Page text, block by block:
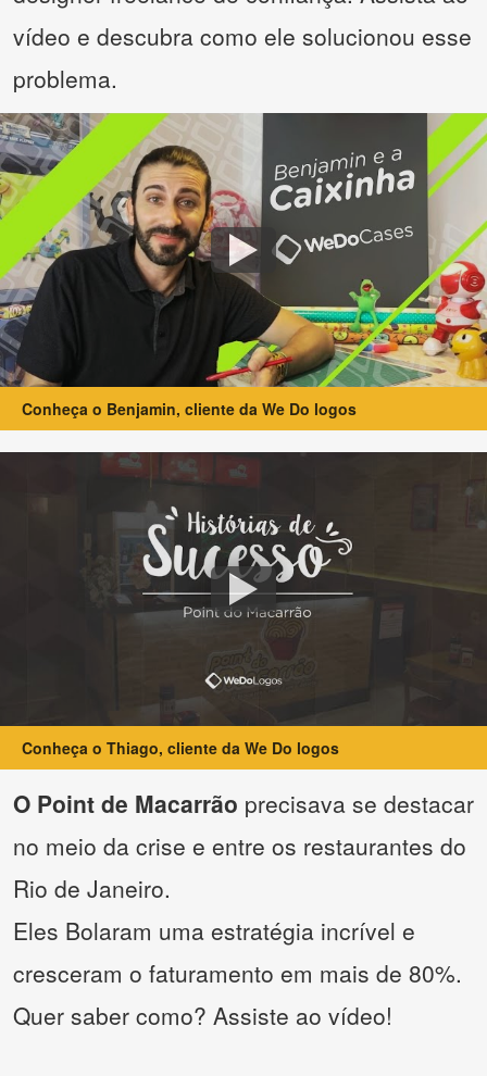
vídeo e descubra como ele solucionou esse
problema.
Conheça o Benjamin, cliente da We Do logos
Conheça o Thiago, cliente da We Do logos
O Point de Macarrão precisava se destacar
no meio da crise e entre os restaurantes do
Rio de Janeiro.
Eles Bolaram uma estratégia incrível e
cresceram o faturamento em mais de 80%.
Quer saber como? Assiste ao vídeo!